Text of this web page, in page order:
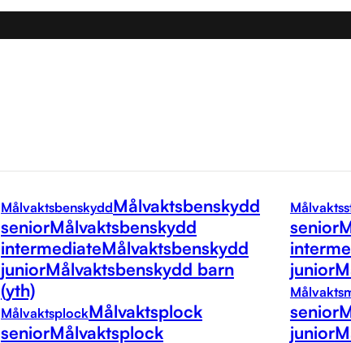
MålvaktsbenskyddMålvaktsbenskydd
seniorMålvaktsbenskydd
intermediateMålvaktsbenskydd
juniorMålvaktsbenskydd barn
(yth)
MålvaktsplockMålvaktsplock
seniorMålvaktsplock
senior
junior
senior
junior